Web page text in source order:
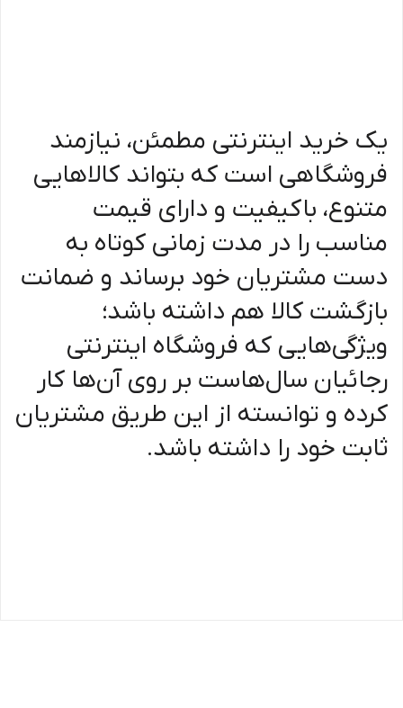
یک خرید اینترنتی مطمئن، نیازمند
فروشگاهی است که بتواند کالاهایی
متنوع، باکیفیت و دارای قیمت
مناسب را در مدت زمانی کوتاه به
دست مشتریان خود برساند و ضمانت
بازگشت کالا هم داشته باشد؛
ویژگی‌هایی که فروشگاه اینترنتی
رجائیان سال‌هاست بر روی آن‌ها کار
کرده و توانسته از این طریق مشتریان
ثابت خود را داشته باشد.​​​​​